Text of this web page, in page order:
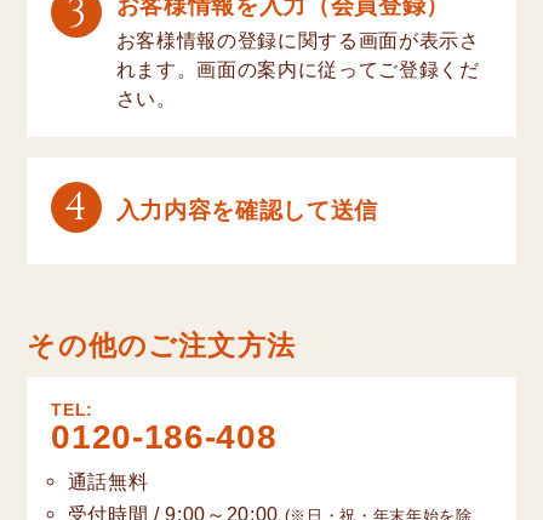
3 お客様情報を入力（会員登録）
お客様情報の登録に関する画面が表示さ
れます。画面の案内に従ってご登録くだ
さい。
4 入力内容を確認して送信
その他のご注文方法
TEL:
0120-186-408
通話無料
受付時間 / 9:00～20:00 (※日・祝・年末年始を除